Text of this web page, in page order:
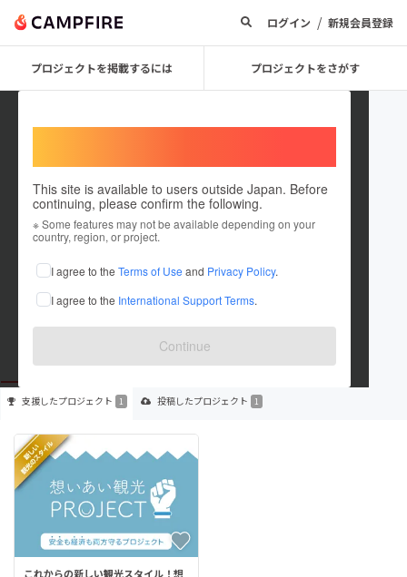
ログイン / 新規会員登録
プロジェクトを掲載するには プロジェクトをさがす
This site is available to users outside Japan. Before
continuing, please confirm the following.
※ Some features may not be available depending on your
country, region, or project.
I agree to the Terms of Use and Privacy Policy.
I agree to the International Support Terms.
Continue
atema belnatio
これまでに1回支援して1件のプロジェクトを投稿しています
在住国：未設定
出身国：未設定
支援したプロジェクト 1 投稿したプロジェクト 1
これからの新しい観光スタイル！想